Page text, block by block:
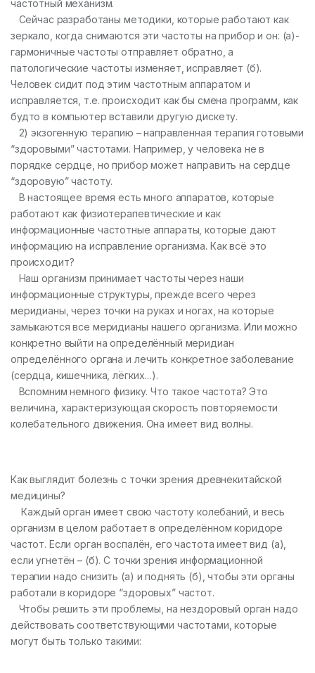
частотный механизм.
Сейчас разработаны методики, которые работают как
зеркало, когда снимаются эти частоты на прибор и он: (а)-
гармоничные частоты отправляет обратно, а
патологические частоты изменяет, исправляет (б).
Человек сидит под этим частотным аппаратом и
исправляется, т.е. происходит как бы смена программ, как
будто в компьютер вставили другую дискету.
2) экзогенную терапию – направленная терапия готовыми
“здоровыми” частотами. Например, у человека не в
порядке сердце, но прибор может направить на сердце
“здоровую” частоту.
В настоящее время есть много аппаратов, которые
работают как физиотерапевтические и как
информационные частотные аппараты, которые дают
информацию на исправление организма. Как всё это
происходит?
Наш организм принимает частоты через наши
информационные структуры, прежде всего через
меридианы, через точки на руках и ногах, на которые
замыкаются все меридианы нашего организма. Или можно
конкретно выйти на определённый меридиан
определённого органа и лечить конкретное заболевание
(сердца, кишечника, лёгких…).
Вспомним немного физику. Что такое частота? Это
величина, характеризующая скорость повторяемости
колебательного движения. Она имеет вид волны.
Как выглядит болезнь с точки зрения древнекитайской
медицины?
Каждый орган имеет свою частоту колебаний, и весь
организм в целом работает в определённом коридоре
частот. Если орган воспалён, его частота имеет вид (а),
если угнетён – (б). С точки зрения информационной
терапии надо снизить (а) и поднять (б), чтобы эти органы
работали в коридоре “здоровых” частот.
Чтобы решить эти проблемы, на нездоровый орган надо
действовать соответствующими частотами, которые
могут быть только такими: